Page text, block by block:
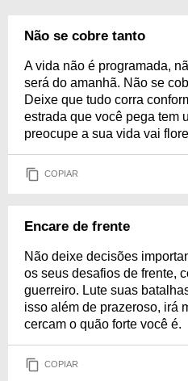
Não se cobre tanto
A vida não é programada,
será do amanhã. Não se
Deixe que tudo corra
estrada que você pega tem
preocupe a sua vida vai
COPIAR
Encare de frente
Não deixe decisões
os seus desafios de frente,
guerreiro. Lute suas
isso além de prazeroso, irá
cercam o quão forte você é.
COPIAR